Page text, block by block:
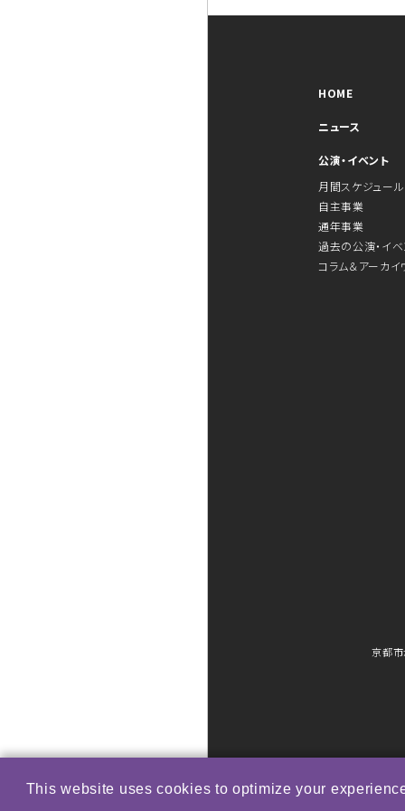
HOME
ニュース
公演・イベント
月間スケジュール
自主事業
通年事業
過去の公演・イベ
コラム＆アーカイ
京都市
This website uses cookies to optimize your